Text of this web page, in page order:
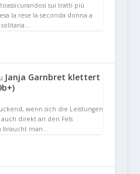
sui tratti più
la rese la seconda donna a
Janja Garnbret klettert
wenn sich die Leistungen
direkt an den Fels
braucht man…